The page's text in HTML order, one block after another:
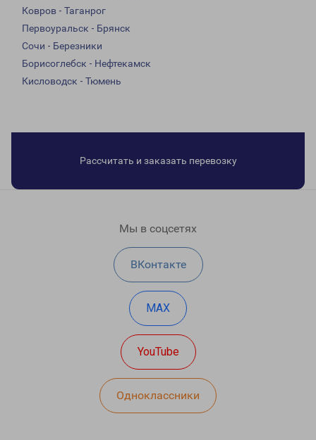
Ковров - Таганрог
Первоуральск - Брянск
Сочи - Березники
Борисоглебск - Нефтекамск
Кисловодск - Тюмень
Рассчитать и заказать перевозку
Мы в соцсетях
ВКонтакте
MAX
YouTube
Одноклассники